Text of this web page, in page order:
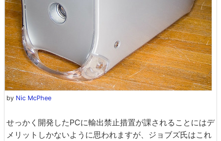
by Nic McPhee
せっかく開発したPCに輸出禁止措置が課されることにはデ
メリットしかないように思われますが、ジョブズ氏はこれ